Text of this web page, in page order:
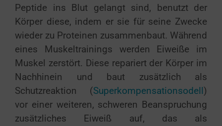
Peptide ins Blut gelangt sind, benutzt der
Körper diese, indem er sie für seine Zwecke
wieder zu Proteinen zusammenbaut. Während
eines Muskeltrainings werden Eiweiße im
Muskel zerstört. Diese repariert der Körper im
Nachhinein und baut zusätzlich als
Schutzreaktion (Superkompensationsodell)
vor einer weiteren, schweren Beanspruchung
zusätzliches Eiweiß auf, das als